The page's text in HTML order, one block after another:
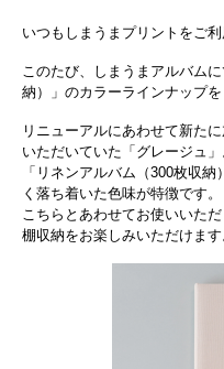
いつもしまうまプリントをご
このたび、しまうまアルバム
納）」のカラーラインナップを
リニューアルにあわせて新た
いただいていた「グレージュ」
「リネンアルバム（300枚収
く落ち着いた色味が特徴です。
こちらとあわせてお使いいた
棚収納をお楽しみいただけます